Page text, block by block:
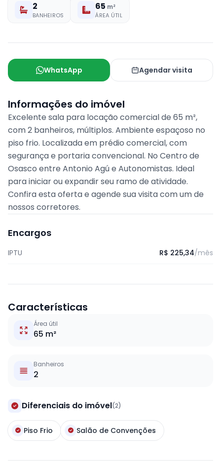
2
BANHEIROS
65 m²
ÁREA ÚTIL
WhatsApp Agendar visita
Informações do imóvel
Excelente sala para locação comercial de 65 m²,
com 2 banheiros, múltiplos. Ambiente espaçoso no
piso frio. Localizada em prédio comercial, com
segurança e portaria convencional. No Centro de
Osasco entre Antonio Agú e Autonomistas. Ideal
para iniciar ou expandir seu ramo de atividade.
Confira esta oferta e agende sua visita com um de
nossos corretores.
Encargos
IPTU R$ 225,34/mês
Características
Área útil
65 m²
Banheiros
2
Diferenciais do imóvel(2)
Piso Frio Salão de Convenções